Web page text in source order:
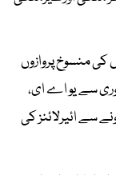
کی منسوخ پروازوں
936 تک پہنچ گئی۔ یاد رہے کہ 28 فروری سے یو اے ای،
سے ائیرلائنز کی